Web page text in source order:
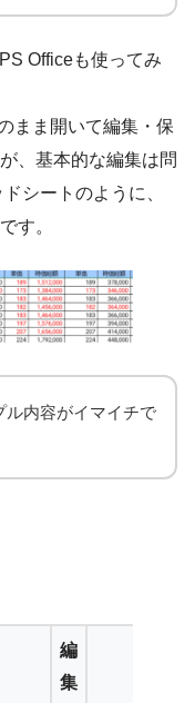
Officeも使ってみ
まま開いて編集・保
、基本的な編集は問
シートのように、
す。
ル内容がイマイチで
編
集